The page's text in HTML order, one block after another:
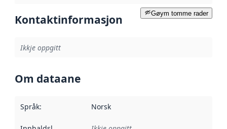
Gøym tomme rader
Kontaktinformasjon
Ikkje oppgitt
Om dataane
Språk: Norsk